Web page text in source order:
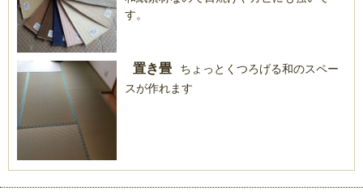
す。
置き畳
ちょっとくつろげる和のスペー
スが作れます